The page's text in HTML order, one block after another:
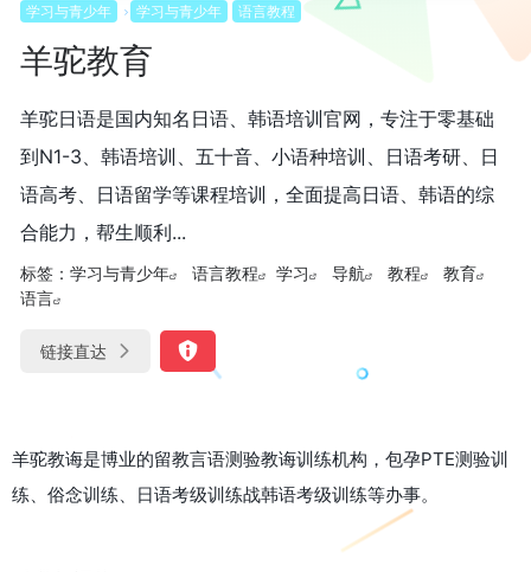
学习与青少年 学习与青少年 语言教程
羊驼教育
羊驼日语是国内知名日语、韩语培训官网，专注于零基础
到N1-3、韩语培训、五十音、小语种培训、日语考研、日
语高考、日语留学等课程培训，全面提高日语、韩语的综
合能力，帮生顺利...
标签： 学习与青少年 语言教程 学习 导航 教程
教育
语言
链接直达
羊驼教诲是博业的留教言语测验教诲训练机构，包孕PTE测验训
练、俗念训练、日语考级训练战韩语考级训练等办事。